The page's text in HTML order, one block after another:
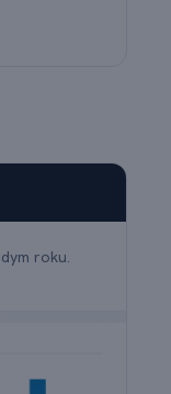
roku.